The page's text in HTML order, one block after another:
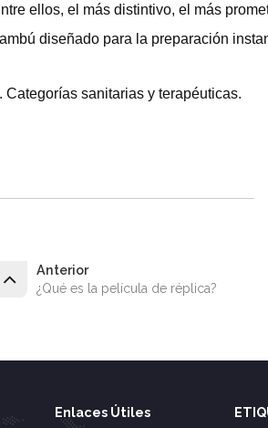
ellos, el más distintivo, el más
diseñado para la preparación
Categorías sanitarias y terapéuticas.
Anterior
¿Qué es la película de réplica?
Enlaces Útiles